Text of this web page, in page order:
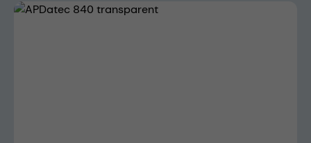
Bildergalerie überspringen